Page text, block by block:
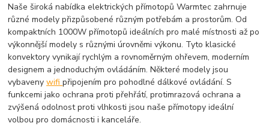
Naše široká nabídka elektrických přímotopů Warmtec zahrnuje
různé modely přizpůsobené různým potřebám a prostorům. Od
kompaktních 1000W přímotopů ideálních pro malé místnosti až po
výkonnější modely s různými úrovněmi výkonu. Tyto klasické
konvektory vynikají rychlým a rovnoměrným ohřevem, moderním
designem a jednoduchým ovládáním. Některé modely jsou
vybavenywifipřipojením pro pohodlné dálkové ovládání. S
funkcemi jako ochrana proti přehřátí, protimrazová ochrana a
zvýšená odolnost proti vlhkosti jsou naše přímotopy ideální
volbou pro domácnosti i kanceláře.